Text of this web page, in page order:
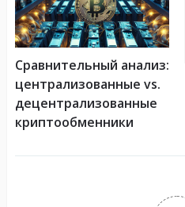
Сравнительный анализ:
централизованные vs.
децентрализованные
криптообменники